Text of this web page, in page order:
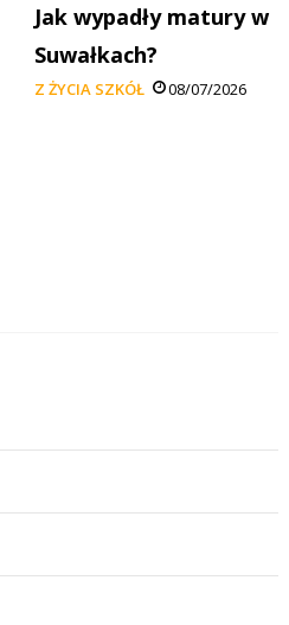
Jak wypadły matury w
Suwałkach?
Z ŻYCIA SZKÓŁ 08/07/2026